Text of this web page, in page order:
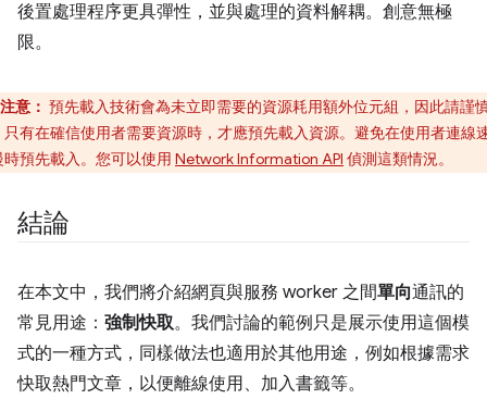
後置處理程序更具彈性，並與處理的資料解耦。創意無極
限。
注意： 預先載入技術會為未立即需要的資源耗用額外位元組，因此請謹
只有在確信使用者需要資源時，才應預先載入資源。避免在使用者連線
時預先載入。您可以使用 Network Information API 偵測這類情況。
結論
在本文中，我們將介紹網頁與服務 worker 之間單向通訊的
常見用途： 強制快取。我們討論的範例只是展示使用這個模
式的一種方式，同樣做法也適用於其他用途，例如根據需求
快取熱門文章，以便離線使用、加入書籤等。